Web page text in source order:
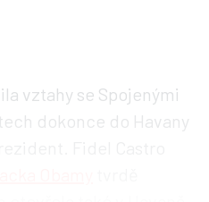
vztahy se Spojenými
dokonce do Havany